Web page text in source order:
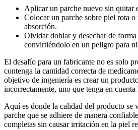
Aplicar un parche nuevo sin quitar
Colocar un parche sobre piel rota o
absorción.
Olvidar doblar y desechar de forma
convirtiéndolo en un peligro para
El desafío para un fabricante no es solo
contenga la cantidad correcta de
objetivo de ingeniería es crear un
incorrectamente, uno que tenga en
Aquí es donde la calidad del producto se
parche que se adhiere de manera
completas sin causar irritación en la piel